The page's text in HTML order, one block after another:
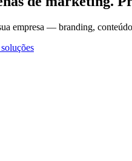
empresa — branding,